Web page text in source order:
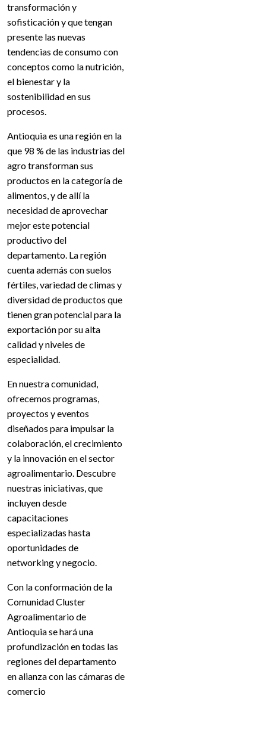
transformación y
sofisticación y que tengan
presente las nuevas
tendencias de consumo con
conceptos como la nutrición,
el bienestar y la
sostenibilidad en sus
procesos.
Antioquia es una región en la
que 98 % de las industrias del
agro transforman sus
productos en la categoría de
alimentos, y de allí la
necesidad de aprovechar
mejor este potencial
productivo del
departamento. La región
cuenta además con suelos
fértiles, variedad de climas y
diversidad de productos que
tienen gran potencial para la
exportación por su alta
calidad y niveles de
especialidad.
En nuestra comunidad,
ofrecemos programas,
proyectos y eventos
diseñados para impulsar la
colaboración, el crecimiento
y la innovación en el sector
agroalimentario. Descubre
nuestras iniciativas, que
incluyen desde
capacitaciones
especializadas hasta
oportunidades de
networking y negocio.
Con la conformación de la
Comunidad Cluster
Agroalimentario de
Antioquia se hará una
profundización en todas las
regiones del departamento
en alianza con las cámaras de
comercio